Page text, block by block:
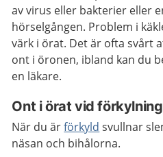
av virus eller bakterier eller
hörselgången. Problem i
värk i örat. Det är ofta svårt
ont i öronen, ibland kan du
en läkare.
Ont i örat vid förkylning
När du ärförkyld svullnar
näsan och bihålorna.